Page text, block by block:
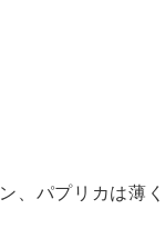
、パプリカは薄